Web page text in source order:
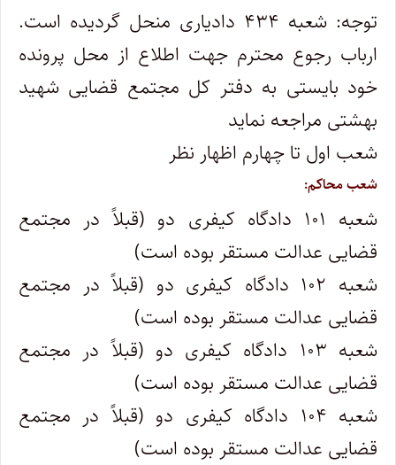
توجه: شعبه ۴۳۴ دادیاری منحل گردیده است.
ارباب رجوع محترم جهت اطلاع از محل پرونده
خود بایستی به دفتر کل مجتمع قضایی شهید
بهشتی مراجعه نماید
شعب اول تا چهارم اظهار نظر
شعب محاکم:
شعبه ۱۰۱ دادگاه کیفری دو (قبلاً در مجتمع
قضایی عدالت مستقر بوده است)
شعبه ۱۰۲ دادگاه کیفری دو (قبلاً در مجتمع
قضایی عدالت مستقر بوده است)
شعبه ۱۰۳ دادگاه کیفری دو (قبلاً در مجتمع
قضایی عدالت مستقر بوده است)
شعبه ۱۰۴ دادگاه کیفری دو (قبلاً در مجتمع
قضایی عدالت مستقر بوده است)